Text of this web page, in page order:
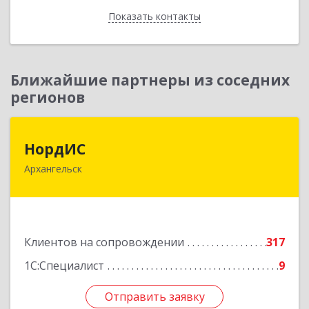
Показать контакты
Назад
Ближайшие партнеры из соседних
регионов
НордИС
Архангельск
Клиентов на сопровождении
317
1С:Специалист
9
Отправить заявку
163071, Архангельская обл, Архангельск г,
Отправить заявку